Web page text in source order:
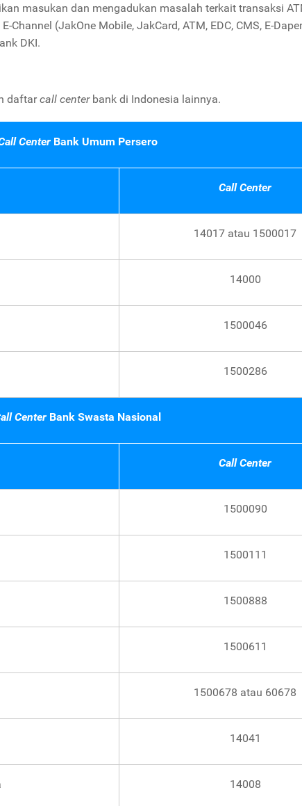
masukan dan mengadukan masalah terkait transaksi
(JakOne Mobile, JakCard, ATM, EDC, CMS, E-
DKI.
daftarcall centerbank di Indonesia lainnya.
Center Bank Umum Persero
Call Center
14017 atau 1500017
14000
1500046
1500286
Center Bank Swasta Nasional
Call Center
1500090
1500111
1500888
1500611
1500678 atau 60678
14041
14008